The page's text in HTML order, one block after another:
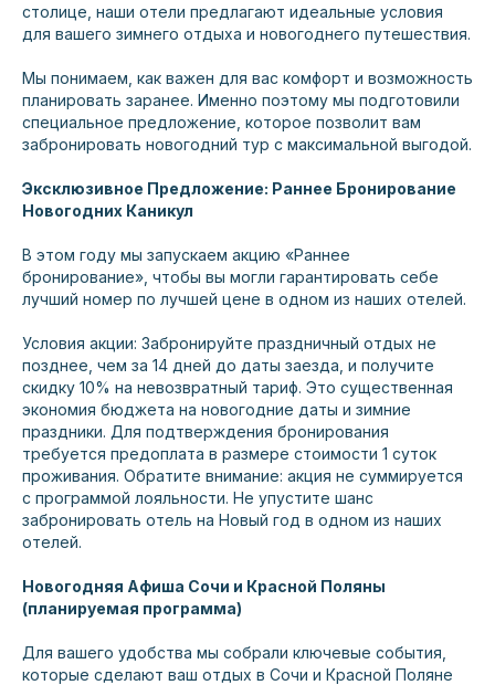
столице, наши отели предлагают идеальные условия
для вашего зимнего отдыха и новогоднего путешествия.
Мы понимаем, как важен для вас комфорт и возможность
планировать заранее. Именно поэтому мы подготовили
специальное предложение, которое позволит вам
забронировать новогодний тур с максимальной выгодой.
Эксклюзивное Предложение: Раннее Бронирование
Новогодних Каникул
В этом году мы запускаем акцию «Раннее
бронирование», чтобы вы могли гарантировать себе
лучший номер по лучшей цене в одном из наших отелей.
Условия акции: Забронируйте праздничный отдых не
позднее, чем за 14 дней до даты заезда, и получите
скидку 10% на невозвратный тариф. Это существенная
экономия бюджета на новогодние даты и зимние
праздники. Для подтверждения бронирования
требуется предоплата в размере стоимости 1 суток
проживания. Обратите внимание: акция не суммируется
с программой лояльности. Не упустите шанс
забронировать отель на Новый год в одном из наших
отелей.
Новогодняя Афиша Сочи и Красной Поляны
(планируемая программа)
Для вашего удобства мы собрали ключевые события,
которые сделают ваш отдых в Сочи и Красной Поляне